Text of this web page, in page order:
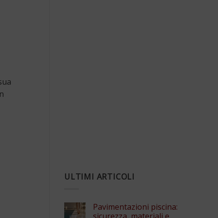
ULTIMI ARTICOLI
Pavimentazioni piscina:
sicurezza, materiali e